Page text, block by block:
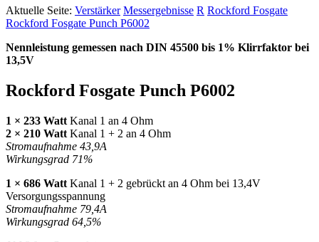
Aktuelle Seite: Verstärker Messergebnisse R Rockford Fosgate
Rockford Fosgate Punch P6002
Nennleistung gemessen nach DIN 45500 bis 1% Klirrfaktor bei
13,5V
Rockford Fosgate Punch P6002
1 × 233 Watt Kanal 1 an 4 Ohm
2 × 210 Watt Kanal 1 + 2 an 4 Ohm
Stromaufnahme 43,9A
Wirkungsgrad 71%
1 × 686 Watt Kanal 1 + 2 gebrückt an 4 Ohm bei 13,4V
Versorgungsspannung
Stromaufnahme 79,4A
Wirkungsgrad 64,5%